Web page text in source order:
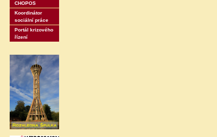
CHOPOS
Koordinátor
sociální práce
Portál krizového
řízení